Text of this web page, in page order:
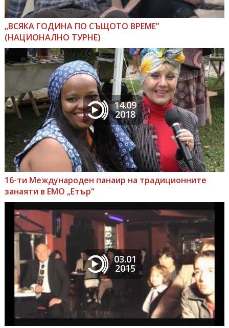
„ВСЯКА ГОДИНА ПО СЪЩОТО ВРЕМЕ”
(НАЦИОНАЛНО ТУРНЕ)
14.09
2018
16-ти Международен панаир на традиционните
занаяти в ЕМО „Етър“
03.01
2015